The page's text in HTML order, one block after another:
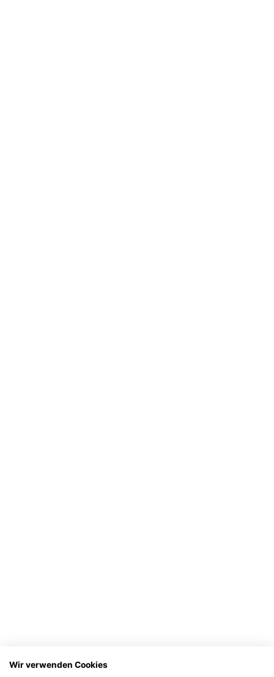
Wir verwenden Cookies